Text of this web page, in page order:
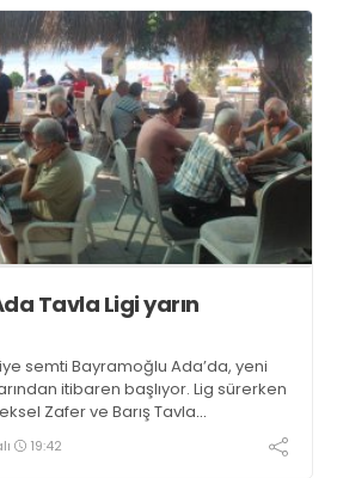
Tavla Ligi yarın
semti Bayramoğlu Ada’da, yeni
itibaren başlıyor. Lig sürerken
Zafer ve Barış Tavla
tekrarlanacak
19:42